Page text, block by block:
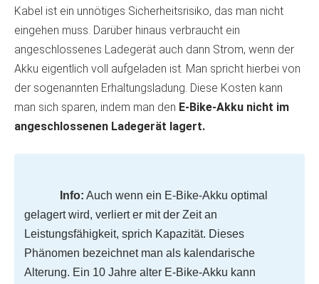
Kabel ist ein unnötiges Sicherheitsrisiko, das man nicht
eingehen muss. Darüber hinaus verbraucht ein
angeschlossenes Ladegerät auch dann Strom, wenn der
Akku eigentlich voll aufgeladen ist. Man spricht hierbei von
der sogenannten Erhaltungsladung. Diese Kosten kann
man sich sparen, indem man den E-Bike-Akku nicht im
angeschlossenen Ladegerät lagert.
Info: Auch wenn ein E-Bike-Akku optimal
gelagert wird, verliert er mit der Zeit an
Leistungsfähigkeit, sprich Kapazität. Dieses
Phänomen bezeichnet man als kalendarische
Alterung. Ein 10 Jahre alter E-Bike-Akku kann